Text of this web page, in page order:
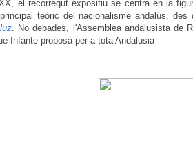
el recorregut expositiu se centra en la
principal teòric del nacionalisme andalús,
. No debades, l'Assemblea andalusista de
Infante proposà per a tota Andalusia